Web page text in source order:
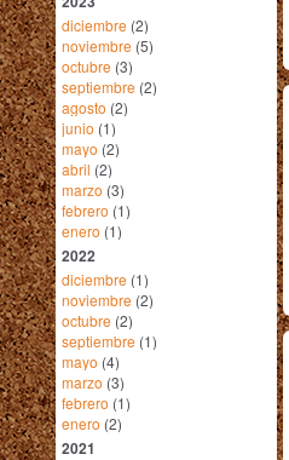
diciembre (2)
noviembre (5)
octubre (3)
septiembre (2)
agosto (2)
junio (1)
mayo (2)
abril (2)
marzo (3)
febrero (1)
enero (1)
2022
diciembre (1)
noviembre (2)
octubre (2)
septiembre (1)
mayo (4)
marzo (3)
febrero (1)
enero (2)
2021